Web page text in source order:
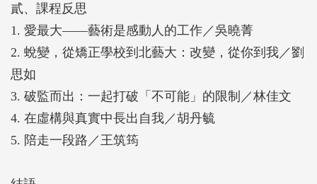
貳、課程反思
1. 愛最大——藝術是感動人的工作／吳曉菁
2. 蛻變，從矯正學校到北藝大：改變，從你到我／劉
思如
3. 破監而出：一起打破「不可能」的限制／林佳文
4. 在虛構與真實中長出自我／胡丹毓
5. 陪走一段路／王筑筠